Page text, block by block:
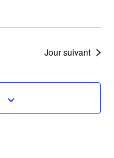
Jour suivant